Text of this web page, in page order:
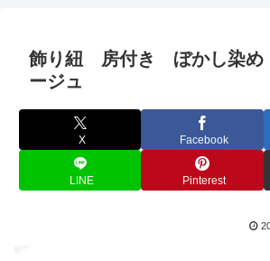
飾り紐 房付き ぼかし染め
ージュ
X Facebook
LINE Pinterest